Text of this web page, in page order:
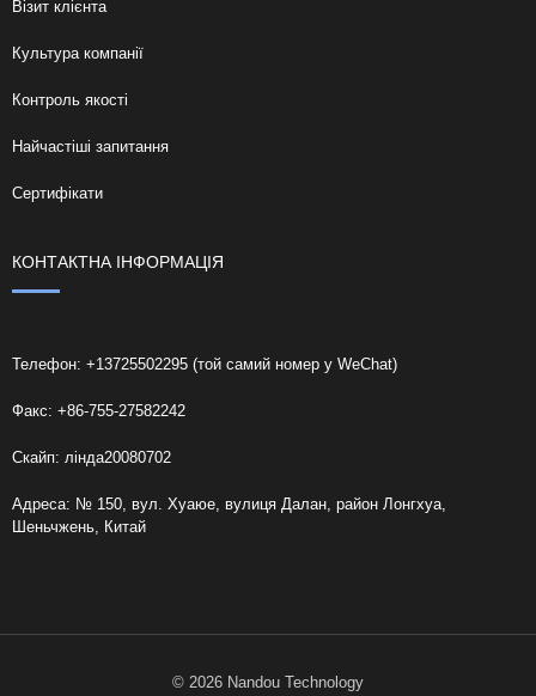
Візит клієнта
Культура компанії
Контроль якості
Найчастіші запитання
Сертифікати
КОНТАКТНА ІНФОРМАЦІЯ
Телефон: +13725502295 (той самий номер у WeChat)
Факс: +86-755-27582242
Скайп: лінда20080702
Адреса: № 150, вул. Хуаюе, вулиця Далан, район Лонгхуа,
Шеньчжень, Китай
© 2026 Nandou Technology